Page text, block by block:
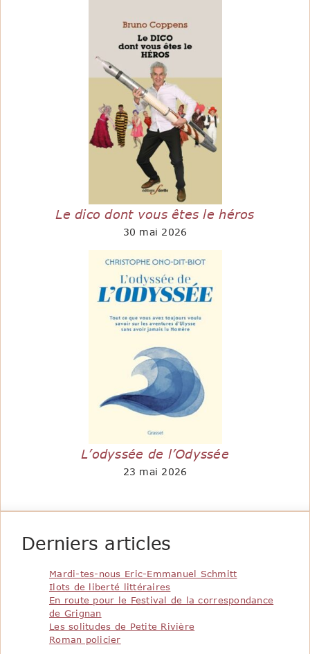
Le dico dont vous êtes le héros
30 mai 2026
L’odyssée de l’Odyssée
23 mai 2026
Derniers articles
Mardi-tes-nous Eric-Emmanuel Schmitt
Ilots de liberté littéraires
En route pour le Festival de la correspondance
de Grignan
Les solitudes de Petite Rivière
Roman policier